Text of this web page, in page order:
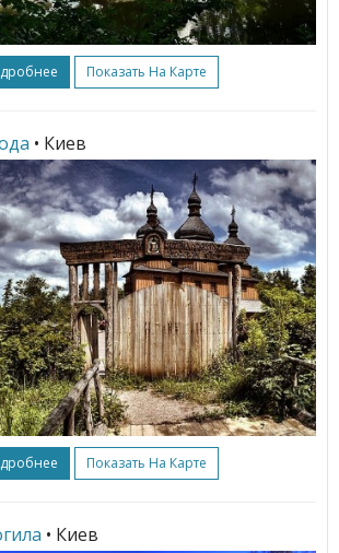
Показать На Карте
• Киев
Показать На Карте
• Киев